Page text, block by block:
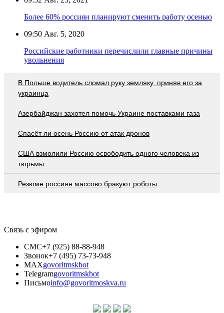
Более 60% россиян планируют сменить работу осенью
09:50 Авг. 5, 2020
Российские работники перечислили главные причины
увольнения
В Польше водитель сломал руку земляку, приняв его за
украинца
Азербайджан захотел помочь Украине поставками газа
Спасёт ли осень Россию от атак дронов
США взмолили Россию освободить одного человека из
тюрьмы
Резюме россиян массово бракуют роботы
Связь с эфиром
СМС+7 (925) 88-88-948
Звонок+7 (495) 73-73-948
MAXgovoritmskbot
Telegramgovoritmskbot
Письмоinfo@govoritmoskva.ru